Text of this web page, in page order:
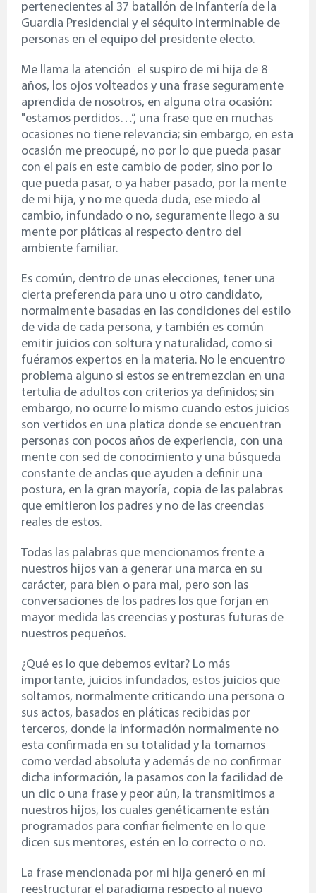
pertenecientes al 37 batallón de Infantería de la
Guardia Presidencial y el séquito interminable de
personas en el equipo del presidente electo.
Me llama la atención el suspiro de mi hija de 8
años, los ojos volteados y una frase seguramente
aprendida de nosotros, en alguna otra ocasión:
"estamos perdidos…”, una frase que en muchas
ocasiones no tiene relevancia; sin embargo, en esta
ocasión me preocupé, no por lo que pueda pasar
con el país en este cambio de poder, sino por lo
que pueda pasar, o ya haber pasado, por la mente
de mi hija, y no me queda duda, ese miedo al
cambio, infundado o no, seguramente llego a su
mente por pláticas al respecto dentro del
ambiente familiar.
Es común, dentro de unas elecciones, tener una
cierta preferencia para uno u otro candidato,
normalmente basadas en las condiciones del estilo
de vida de cada persona, y también es común
emitir juicios con soltura y naturalidad, como si
fuéramos expertos en la materia. No le encuentro
problema alguno si estos se entremezclan en una
tertulia de adultos con criterios ya definidos; sin
embargo, no ocurre lo mismo cuando estos juicios
son vertidos en una platica donde se encuentran
personas con pocos años de experiencia, con una
mente con sed de conocimiento y una búsqueda
constante de anclas que ayuden a definir una
postura, en la gran mayoría, copia de las palabras
que emitieron los padres y no de las creencias
reales de estos.
Todas las palabras que mencionamos frente a
nuestros hijos van a generar una marca en su
carácter, para bien o para mal, pero son las
conversaciones de los padres los que forjan en
mayor medida las creencias y posturas futuras de
nuestros pequeños.
¿Qué es lo que debemos evitar? Lo más
importante, juicios infundados, estos juicios que
soltamos, normalmente criticando una persona o
sus actos, basados en pláticas recibidas por
terceros, donde la información normalmente no
esta confirmada en su totalidad y la tomamos
como verdad absoluta y además de no confirmar
dicha información, la pasamos con la facilidad de
un clic o una frase y peor aún, la transmitimos a
nuestros hijos, los cuales genéticamente están
programados para confiar fielmente en lo que
dicen sus mentores, estén en lo correcto o no.
La frase mencionada por mi hija generó en mí
reestructurar el paradigma respecto al nuevo